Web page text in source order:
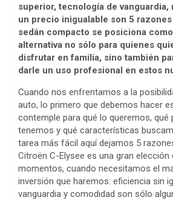
superior, tecnología de
un precio inigualable son 5
sedán compacto se posiciona
alternativa no sólo para quienes
disfrutar en familia, sino también
darle un uso profesional en estos
Cuando nos enfrentamos a la
auto, lo primero que debemos hacer
contemple para qué lo queremos, qué
tenemos y qué características
tarea más fácil aquí dejamos 5
Citroën C-Elysee es una gran elección
momentos, cuando necesitamos el
inversión que haremos: eficiencia sin
vanguardia y comodidad son sólo